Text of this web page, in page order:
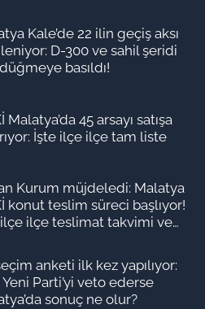
Kale’de 22 ilin geçiş aksı
D-300 ve sahil şeridi
basıldı!
Malatya’da 45 arsayı satışa
İşte ilçe ilçe tam liste
Kurum müjdeledi: Malatya
konut teslim süreci başlıyor!
ilçe teslimat takvimi ve
anketi ilk kez yapılıyor:
Yeni Parti’yi veto ederse
sonuç ne olur?